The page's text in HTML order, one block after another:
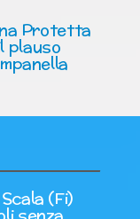
Protetta
plauso
(Fi)